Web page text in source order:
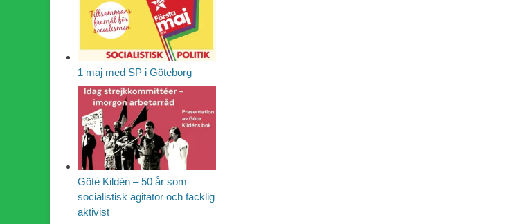
1 maj med SP i Göteborg
Göte Kildén – 50 år som
socialistisk agitator och facklig
aktivist